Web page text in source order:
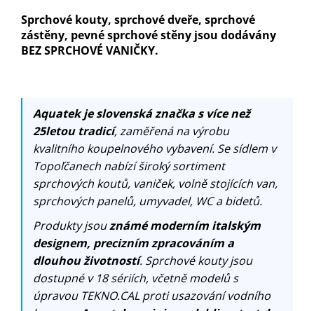
Sprchové kouty, sprchové dveře, sprchové
zástěny, pevné sprchové stěny jsou dodávány
BEZ SPRCHOVÉ VANIČKY.
Aquatek je slovenská značka s více než
25letou tradicí, zaměřená na výrobu
kvalitního koupelnového vybavení. Se sídlem v
Topoľčanech nabízí široký sortiment
sprchových koutů, vaniček, volně stojících van,
sprchových panelů, umyvadel, WC a bidetů.
Produkty jsouznámé moderním italským
designem, precizním zpracováním a
dlouhou životností. Sprchové kouty jsou
dostupné v 18 sériích, včetně modelů s
úpravou TEKNO.CAL proti usazování vodního